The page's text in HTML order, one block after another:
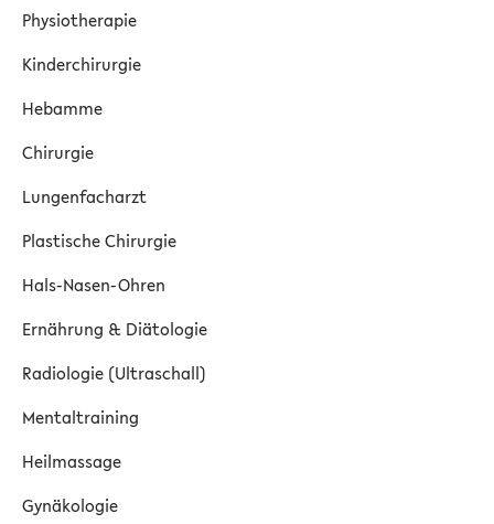
Physiotherapie
Kinderchirurgie
Hebamme
Chirurgie
Lungenfacharzt
Plastische Chirurgie
Hals-Nasen-Ohren
Ernährung & Diätologie
Radiologie (Ultraschall)
Mentaltraining
Heilmassage
Gynäkologie